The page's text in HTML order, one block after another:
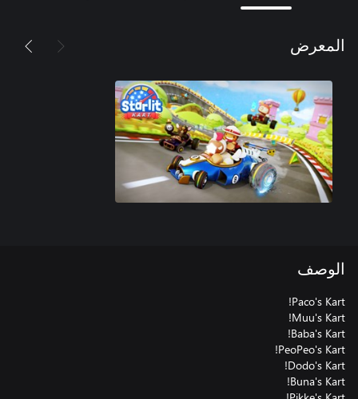
المعرض
الوصف